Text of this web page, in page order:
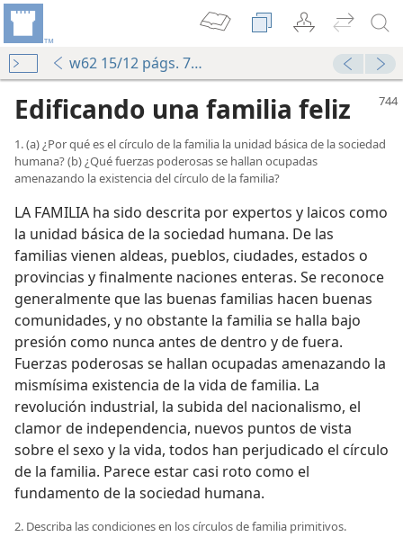
w62 15/12 págs. 744-750
feliz
propias familias
Edificando una familia feliz
1. (a) ¿Por qué es el círculo de la familia la unidad básica de la sociedad
humana? (b) ¿Qué fuerzas poderosas se hallan ocupadas
amenazando la existencia del círculo de la familia?
LA FAMILIA ha sido descrita por expertos y laicos como
la unidad básica de la sociedad humana. De las
familias vienen aldeas, pueblos, ciudades, estados o
provincias y finalmente naciones enteras. Se reconoce
generalmente que las buenas familias hacen buenas
comunidades, y no obstante la familia se halla bajo
presión como nunca antes de dentro y de fuera.
Fuerzas poderosas se hallan ocupadas amenazando la
mismísima existencia de la vida de familia. La
revolución industrial, la subida del nacionalismo, el
clamor de independencia, nuevos puntos de vista
sobre el sexo y la vida, todos han perjudicado el círculo
de la familia. Parece estar casi roto como el
fundamento de la sociedad humana.
2. Describa las condiciones en los círculos de familia primitivos.